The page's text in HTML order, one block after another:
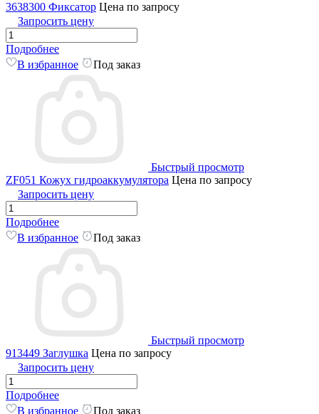
3638300 Фиксатор Цена по запросу
Запросить цену
Подробнее
В избранное
Под заказ
Быстрый просмотр
ZF051 Кожух гидроаккумулятора Цена по запросу
Запросить цену
Подробнее
В избранное
Под заказ
Быстрый просмотр
913449 Заглушка Цена по запросу
Запросить цену
Подробнее
В избранное
Под заказ